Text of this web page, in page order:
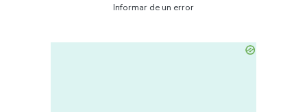
Informar de un error